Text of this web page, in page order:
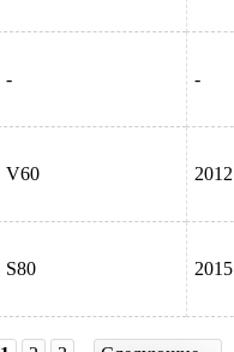
- -
V60 2012
S80 2015